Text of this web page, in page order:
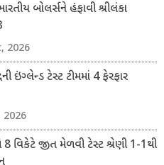
બોલર્સને હંફાવી શ્રીલંકા
2026
ઇંગ્લેન્ડ ટેસ્ટ ટીમમાં 4 ફેરફાર
2026
8 વિકેટે જીત મેળવી ટેસ્ટ શ્રેણી 1-1થી